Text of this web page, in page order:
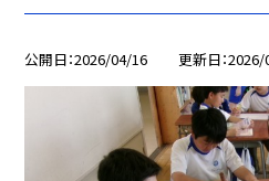
公開日 2026/04/16 更新日 2026/